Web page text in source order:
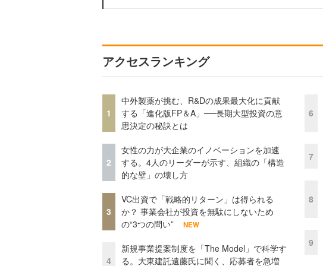
アクセスランキング
1
中外製薬が挑む、R&Dの成果最大化に貢献
する「進化版FP＆A」──長期大型投資の意
思決定の秘訣とは
2
女性の力が大企業のイノベーションを加速
する。4人のリーダーが示す、組織の「構造
的な壁」の壊し方
3
VC出資で「戦略的リターン」は得られる
か？ 事業会社が投資を無駄にしないため
の“3つの問い”
NEW
4
新規事業提案制度を「The Model」で科学す
る。大東建託遠藤氏に聞く、応募者を急増
6
7
8
9